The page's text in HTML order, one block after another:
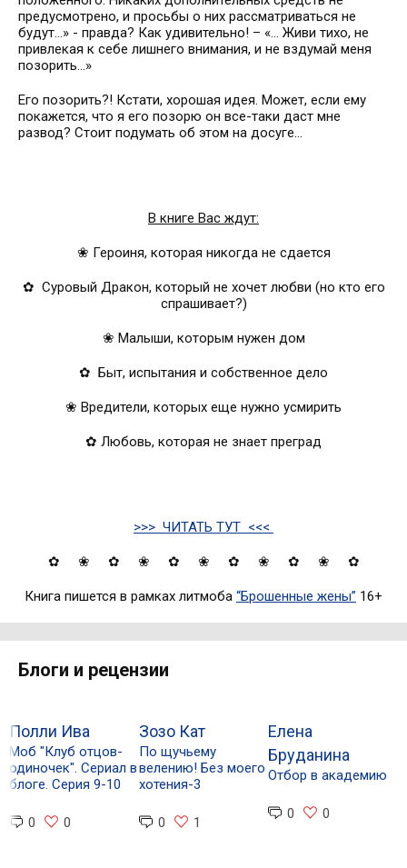
предусмотрено, и просьбы о них рассматриваться не
будут…» - правда? Как удивительно! – «... Живи тихо, не
привлекая к себе лишнего внимания, и не вздумай меня
позорить…»
Его позорить?! Кстати, хорошая идея. Может, если ему
покажется, что я его позорю он все-таки даст мне
развод? Стоит подумать об этом на досуге…
В книге Вас ждут:
❀ Героиня, которая никогда не сдается
✿ Суровый Дракон, который не хочет любви (но кто его
спрашивает?)
❀ Малыши, которым нужен дом
✿ Быт, испытания и собственное дело
❀ Вредители, которых еще нужно усмирить
✿ Любовь, которая не знает преград
>>> ЧИТАТЬ ТУТ <<<
✿ ❀ ✿ ❀ ✿ ❀ ✿ ❀ ✿ ❀ ✿
Книга пишется в рамках литмоба “Брошенные жены” 16+
Блоги и рецензии
Полли Ива
Моб "Клуб отцов-
одиночек". Сериал в
блоге. Серия 9-10
0 0
Зозо Кат
По щучьему
велению! Без моего
хотения-3
0 1
Елена
Бруданина
Отбор в академию
0 0